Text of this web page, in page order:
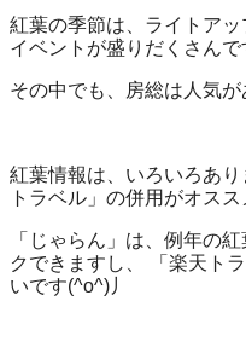
紅葉の季節は、ライトア
イベントが盛りだくさんで
その中でも、房総は人気が
紅葉情報は、いろいろあ
トラベル」の併用がオスス
「じゃらん」は、例年の
クできますし、 「楽天ト
いです(^o^)丿